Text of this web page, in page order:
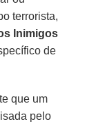
terrorista,
Inimigos
de
que um
pelo